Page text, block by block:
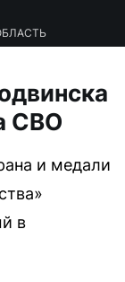
СВО
и медали
в